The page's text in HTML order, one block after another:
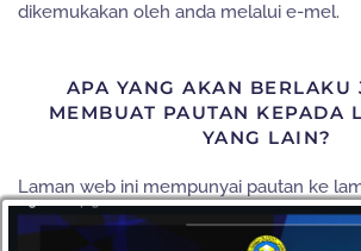
dikemukakan oleh anda melalui e-mel.
APA YANG AKAN BERLAKU
MEMBUAT PAUTAN KEPADA
YANG LAIN?
Laman web ini mempunyai pautan ke
privasi ini hanya terpakai untuk laman
diingatkan bahawa laman web yang